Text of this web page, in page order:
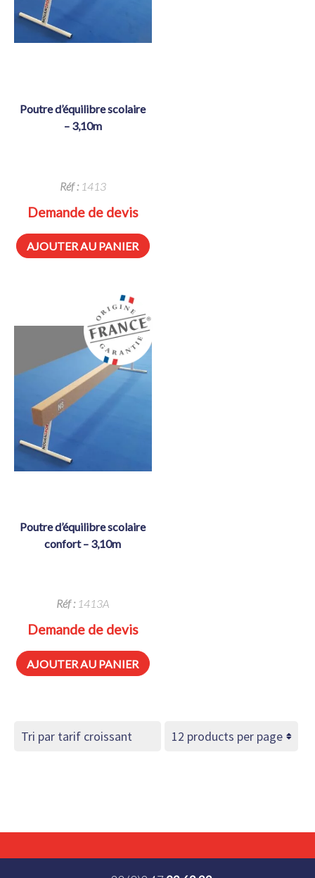
poutre d’équilibre scolaire
– 3,10m
Réf :1413
Demande de devis
AJOUTER AU PANIER
poutre d’équilibre scolaire
confort – 3,10m
Réf :1413A
Demande de devis
AJOUTER AU PANIER